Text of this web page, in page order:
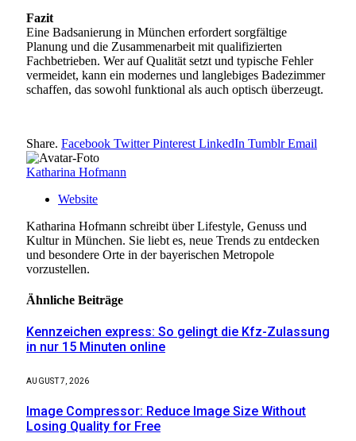
Fazit
Eine Badsanierung in München erfordert sorgfältige
Planung und die Zusammenarbeit mit qualifizierten
Fachbetrieben. Wer auf Qualität setzt und typische Fehler
vermeidet, kann ein modernes und langlebiges Badezimmer
schaffen, das sowohl funktional als auch optisch überzeugt.
Share. Facebook Twitter Pinterest LinkedIn Tumblr Email
Katharina Hofmann
Website
Katharina Hofmann schreibt über Lifestyle, Genuss und
Kultur in München. Sie liebt es, neue Trends zu entdecken
und besondere Orte in der bayerischen Metropole
vorzustellen.
Ähnliche Beiträge
Kennzeichen express: So gelingt die Kfz-Zulassung
in nur 15 Minuten online
AUGUST 7, 2026
Image Compressor: Reduce Image Size Without
Losing Quality for Free